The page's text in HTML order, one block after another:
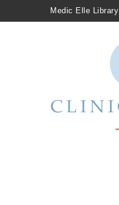
Medic Elle Library